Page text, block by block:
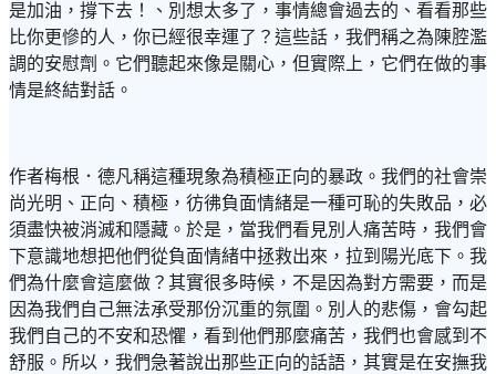
是加油，撐下去！、別想太多了，事情總會過去的、看看那些
比你更慘的人，你已經很幸運了？這些話，我們稱之為陳腔濫
調的安慰劑。它們聽起來像是關心，但實際上，它們在做的事
情是終結對話。
作者梅根．德凡稱這種現象為積極正向的暴政。我們的社會崇
尚光明、正向、積極，彷彿負面情緒是一種可恥的失敗品，必
須盡快被消滅和隱藏。於是，當我們看見別人痛苦時，我們會
下意識地想把他們從負面情緒中拯救出來，拉到陽光底下。我
們為什麼會這麼做？其實很多時候，不是因為對方需要，而是
因為我們自己無法承受那份沉重的氛圍。別人的悲傷，會勾起
我們自己的不安和恐懼，看到他們那麼痛苦，我們也會感到不
舒服。所以，我們急著說出那些正向的話語，其實是在安撫我